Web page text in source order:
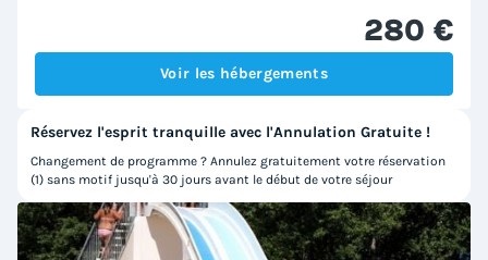
280 €
Voir les hébergements
Réservez l'esprit tranquille avec l'Annulation Gratuite !
Changement de programme ? Annulez gratuitement votre réservation
(1) sans motif jusqu'à 30 jours avant le début de votre séjour